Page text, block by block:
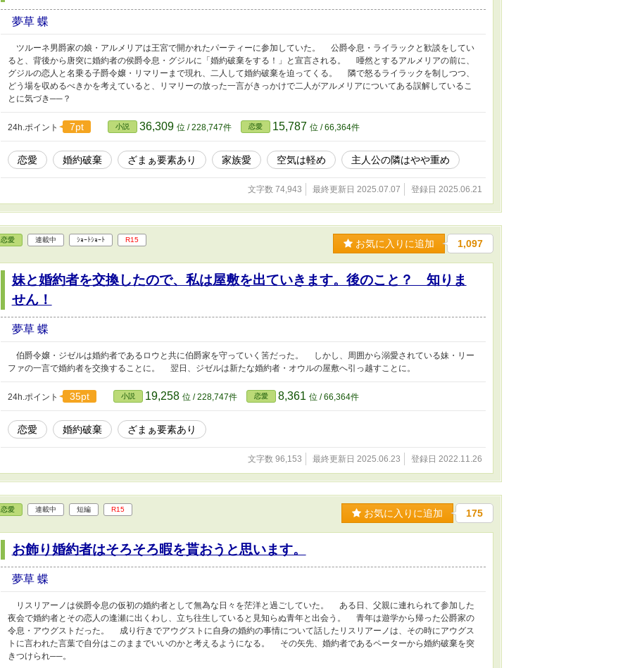
夢草 蝶
ツルーネ男爵家の娘・アルメリアは王宮で開かれたパーティーに参加していた。 公爵令息・ライラックと歓談をしてい
ると、背後から唐突に婚約者の侯爵令息・グジルに「婚約破棄をする！」と宣言される。 唖然とするアルメリアの前に、
グジルの恋人と名乗る子爵令嬢・リマリーまで現れ、二人して婚約破棄を迫ってくる。 隣で怒るライラックを制しつつ、
どう場を収めるべきかを考えていると、リマリーの放った一言がきっかけで二人がアルメリアについてある誤解しているこ
とに気づき──？
24h.ポイント 7pt 小説 36,309 位 / 228,747件 恋愛 15,787 位 / 66,364件
恋愛 婚約破棄 ざまぁ要素あり 家族愛 空気は軽め 主人公の隣はやや重め
文字数 74,943 最終更新日 2025.07.07 登録日 2025.06.21
恋愛 連載中 ｼｮｰﾄｼｮｰﾄ R15 お気に入りに追加 1,097
妹と婚約者を交換したので、私は屋敷を出ていきます。後のこと？ 知りま
せん！
夢草 蝶
伯爵令嬢・ジゼルは婚約者であるロウと共に伯爵家を守っていく筈だった。 しかし、周囲から溺愛されている妹・リー
ファの一言で婚約者を交換することに。 翌日、ジゼルは新たな婚約者・オウルの屋敷へ引っ越すことに。
24h.ポイント 35pt 小説 19,258 位 / 228,747件 恋愛 8,361 位 / 66,364件
恋愛 婚約破棄 ざまぁ要素あり
文字数 96,153 最終更新日 2025.06.23 登録日 2022.11.26
恋愛 連載中 短編 R15 お気に入りに追加 175
お飾り婚約者はそろそろ暇を貰おうと思います。
夢草 蝶
リスリアーノは侯爵令息の仮初の婚約者として無為な日々を茫洋と過ごしていた。 ある日、父親に連れられて参加した
夜会で婚約者とその恋人の逢瀬に出くわし、立ち往生していると見知らぬ青年と出会う。 青年は遊学から帰った公爵家の
令息・アウグストだった。 成り行きでアウグストに自身の婚約の事情について話したリスリアーノは、その時にアウグス
トに言われた言葉で自分はこのままでいいのかと考えるようになる。 その矢先、婚約者であるペーターから婚約破棄を突
きつけられ──。